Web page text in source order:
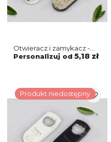
Otwieracz i zamykacz -
Vintage Motyw 2
Personalizuj od 5,18 zł
Produkt niedostępny